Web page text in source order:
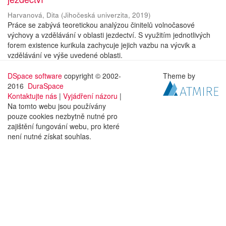
Harvanová, Dita (Jihočeská univerzita, 2019)
Práce se zabývá teoretickou analýzou činitelů volnočasové
výchovy a vzdělávání v oblasti jezdectví. S využitím jednotlivých
forem existence kurikula zachycuje jejich vazbu na výcvik a
vzdělávání ve výše uvedené oblasti.
DSpace software copyright © 2002-
2016 DuraSpace
Kontaktujte nás | Vyjádření názoru |
Na tomto webu jsou používány
pouze cookies nezbytně nutné pro
zajištění fungování webu, pro které
není nutné získat souhlas.
Theme by